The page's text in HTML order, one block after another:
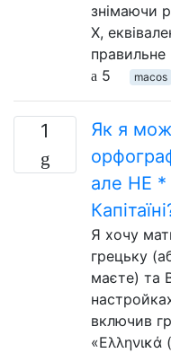
знімаючи
X,
5
macos
1
Як я
але НЕ *
Я хочу
грецьку
маєте) та
включив
«Ελληνικά